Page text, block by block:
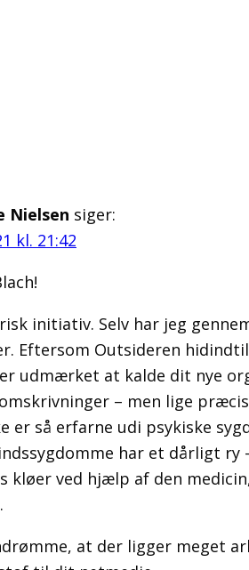
Nielsen siger:
kl. 21:42
initiativ. Selv har jeg
Eftersom Outsideren
udmærket at kalde dit nye
– men lige
er så erfarne udi psykiske
har et dårligt ry
kløer ved hjælp af den
at der ligger meget